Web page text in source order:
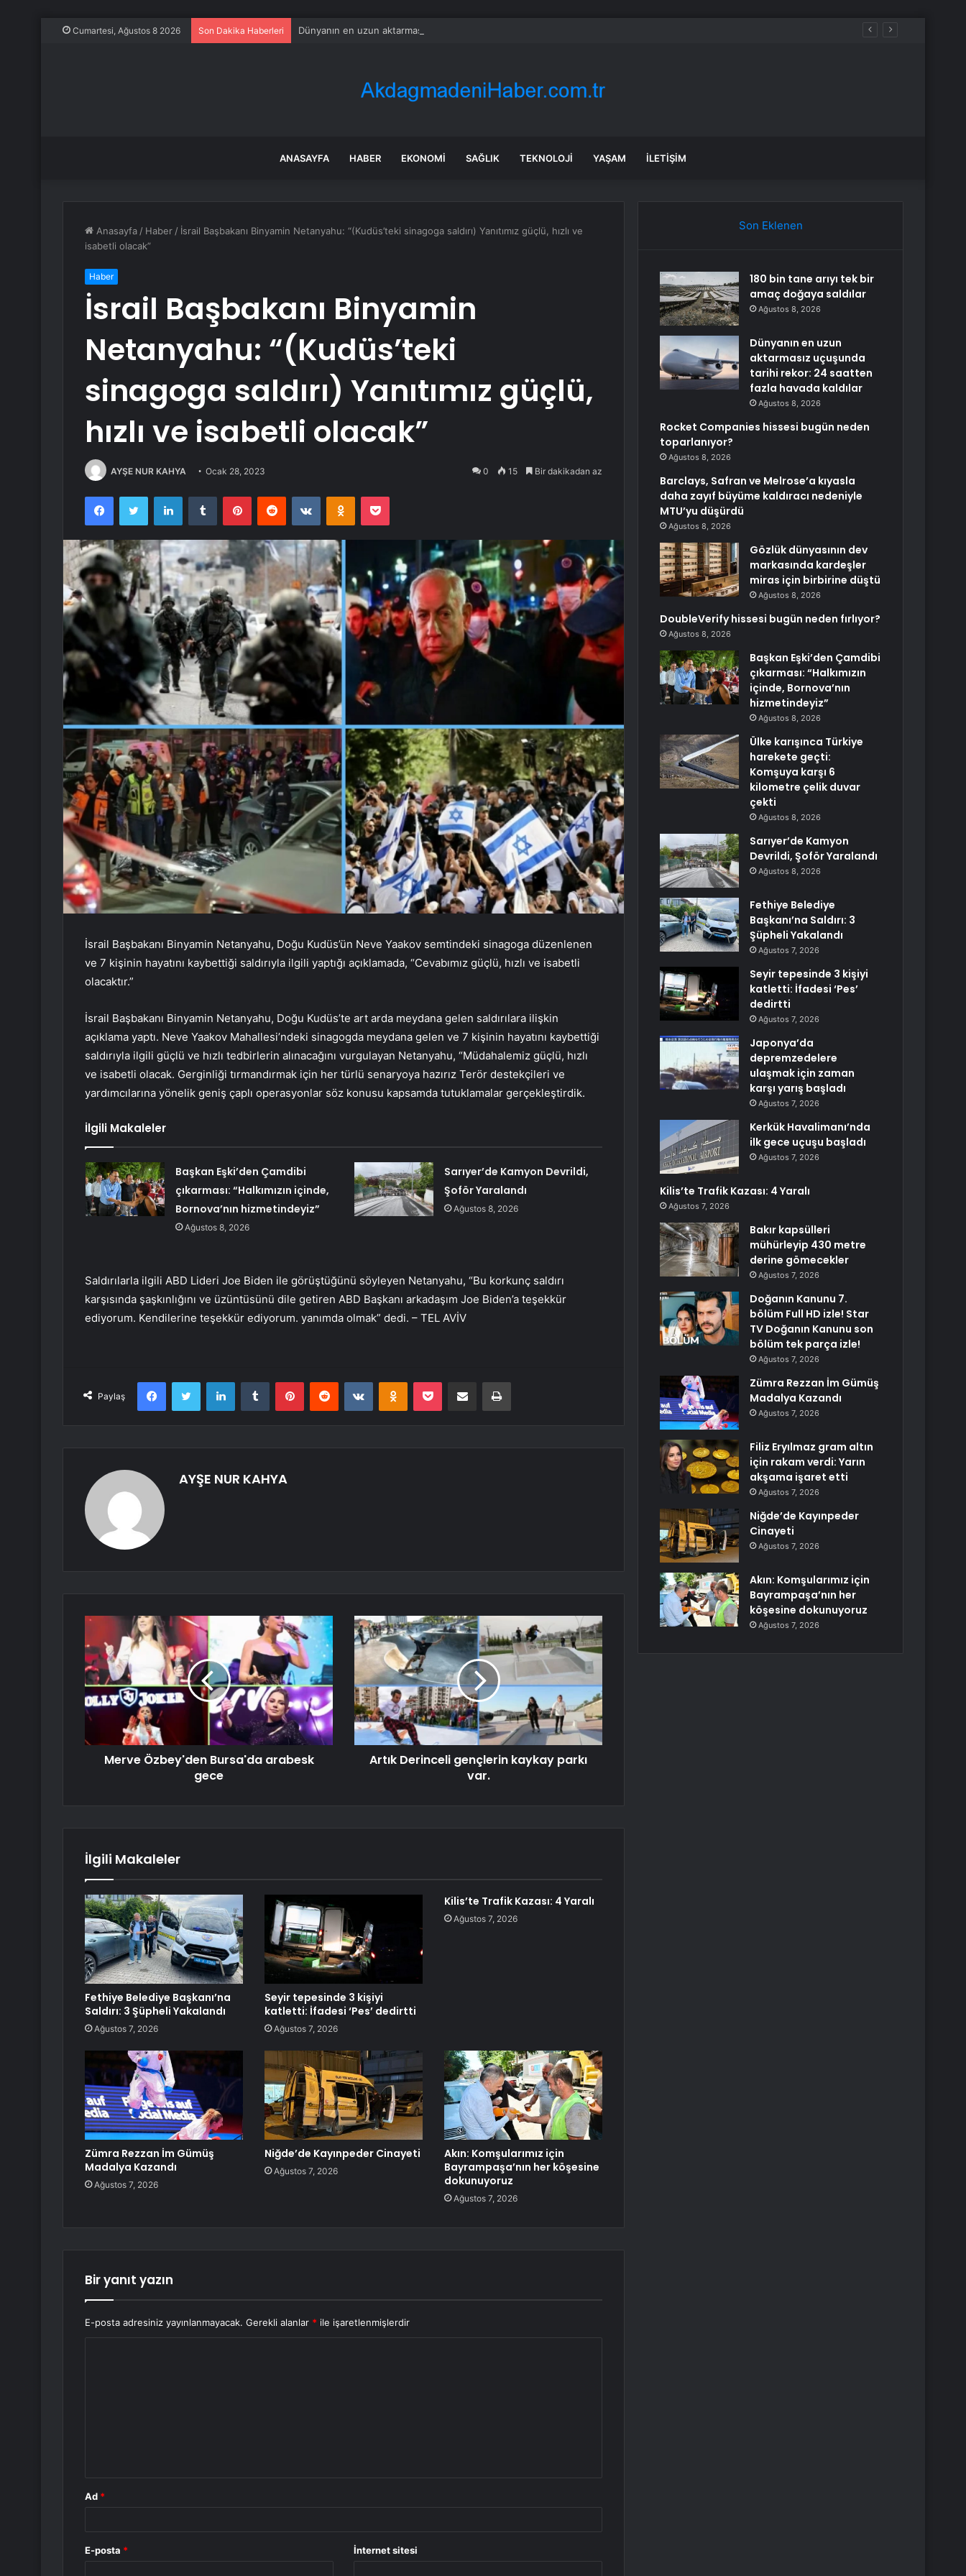
Cumartesi, Ağustos 8 2026 Son Dakika Haberleri Dünyanın en uzun aktarmasız uçuşunda tarihi rekor: 24 saatten fazla havada kaldılar
ANASAYFA HABER EKONOMI SAĞLIK TEKNOLOJI YAŞAM İLETIŞIM
Anasayfa / Haber / İsrail Başbakanı Binyamin Netanyahu: “(Kudüs’teki sinagoga saldırı) Yanıtımız güçlü, hızlı ve
isabetli olacak”
Haber
İsrail Başbakanı Binyamin
Netanyahu: “(Kudüs’teki
sinagoga saldırı) Yanıtımız güçlü,
hızlı ve isabetli olacak”
AYŞE NUR KAHYA Ocak 28, 2023 0 15 Bir dakikadan az
FacebookTwitter LinkedInTumblr PinterestReddit VKontakteOdnoklassniki
Pocket
İsrail Başbakanı Binyamin Netanyahu, Doğu Kudüs’ün Neve Yaakov semtindeki sinagoga düzenlenen
ve 7 kişinin hayatını kaybettiği saldırıyla ilgili yaptığı açıklamada, “Cevabımız güçlü, hızlı ve isabetli
olacaktır.”
İsrail Başbakanı Binyamin Netanyahu, Doğu Kudüs’te art arda meydana gelen saldırılara ilişkin
açıklama yaptı. Neve Yaakov Mahallesi’ndeki sinagogda meydana gelen ve 7 kişinin hayatını kaybettiği
saldırıyla ilgili güçlü ve hızlı tedbirlerin alınacağını vurgulayan Netanyahu, “Müdahalemiz güçlü, hızlı
ve isabetli olacak. Gerginliği tırmandırmak için her türlü senaryoya hazırız Terör destekçileri ve
yardımcılarına yönelik geniş çaplı operasyonlar söz konusu kapsamda tutuklamalar gerçekleştirdik.
İlgili Makaleler
Başkan Eşki’den Çamdibi
çıkarması: “Halkımızın içinde,
Bornova’nın hizmetindeyiz”
Ağustos 8, 2026
Sarıyer’de Kamyon Devrildi,
Şoför Yaralandı
Ağustos 8, 2026
Saldırılarla ilgili ABD Lideri Joe Biden ile görüştüğünü söyleyen Netanyahu, “Bu korkunç saldırı
karşısında şaşkınlığını ve üzüntüsünü dile getiren ABD Başkanı arkadaşım Joe Biden’a teşekkür
ediyorum. Kendilerine teşekkür ediyorum. yanımda olmak” dedi. – TEL AVİV
Paylaş
FacebookTwitter LinkedInTumblr PinterestReddit VKontakteOdnoklassniki
Pocket E-Posta ile paylaş Yazdır
AYŞE NUR KAHYA
Merve Özbey'den Bursa'da arabesk
gece
Artık Derinceli gençlerin kaykay parkı
var.
İlgili Makaleler
Fethiye Belediye Başkanı’na
Saldırı: 3 Şüpheli Yakalandı
Ağustos 7, 2026
Seyir tepesinde 3 kişiyi
katletti: İfadesi ‘Pes’ dedirtti
Ağustos 7, 2026
Kilis’te Trafik Kazası: 4 Yaralı
Ağustos 7, 2026
Zümra Rezzan İm Gümüş
Madalya Kazandı
Ağustos 7, 2026
Niğde’de Kayınpeder Cinayeti
Ağustos 7, 2026
Akın: Komşularımız için
Bayrampaşa’nın her köşesine
dokunuyoruz
Ağustos 7, 2026
Bir yanıt yazın
E-posta adresiniz yayınlanmayacak. Gerekli alanlar * ile işaretlenmişlerdir
Ad *
E-posta * İnternet sitesi
Son Eklenen
180 bin tane arıyı tek bir
amaç doğaya saldılar
Ağustos 8, 2026
Dünyanın en uzun
aktarmasız uçuşunda
tarihi rekor: 24 saatten
fazla havada kaldılar
Ağustos 8, 2026
Rocket Companies hissesi bugün neden
toparlanıyor?
Ağustos 8, 2026
Barclays, Safran ve Melrose’a kıyasla
daha zayıf büyüme kaldıracı nedeniyle
MTU’yu düşürdü
Ağustos 8, 2026
Gözlük dünyasının dev
markasında kardeşler
miras için birbirine düştü
Ağustos 8, 2026
DoubleVerify hissesi bugün neden fırlıyor?
Ağustos 8, 2026
Başkan Eşki’den Çamdibi
çıkarması: “Halkımızın
içinde, Bornova’nın
hizmetindeyiz”
Ağustos 8, 2026
Ülke karışınca Türkiye
harekete geçti:
Komşuya karşı 6
kilometre çelik duvar
çekti
Ağustos 8, 2026
Sarıyer’de Kamyon
Devrildi, Şoför Yaralandı
Ağustos 8, 2026
Fethiye Belediye
Başkanı’na Saldırı: 3
Şüpheli Yakalandı
Ağustos 7, 2026
Seyir tepesinde 3 kişiyi
katletti: İfadesi ‘Pes’
dedirtti
Ağustos 7, 2026
Japonya’da
depremzedelere
ulaşmak için zaman
karşı yarış başladı
Ağustos 7, 2026
Kerkük Havalimanı’nda
ilk gece uçuşu başladı
Ağustos 7, 2026
Kilis’te Trafik Kazası: 4 Yaralı
Ağustos 7, 2026
Bakır kapsülleri
mühürleyip 430 metre
derine gömecekler
Ağustos 7, 2026
Doğanın Kanunu 7.
bölüm Full HD izle! Star
TV Doğanın Kanunu son
bölüm tek parça izle!
Ağustos 7, 2026
Zümra Rezzan İm Gümüş
Madalya Kazandı
Ağustos 7, 2026
Filiz Eryılmaz gram altın
için rakam verdi: Yarın
akşama işaret etti
Ağustos 7, 2026
Niğde’de Kayınpeder
Cinayeti
Ağustos 7, 2026
Akın: Komşularımız için
Bayrampaşa’nın her
köşesine dokunuyoruz
Ağustos 7, 2026